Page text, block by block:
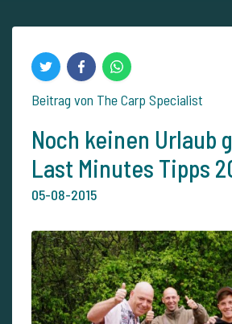
Beitrag von The Carp Specialist
Noch keinen Urlaub
Last Minutes Tipps
05-08-2015